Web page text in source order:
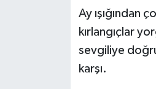
Ay ışığından
kırlangıçlar
sevgiliye
karşı.